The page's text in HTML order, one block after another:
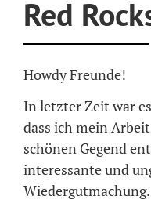
Red
Howdy Freunde!
In letzter Zeit war
dass ich mein
schönen Gegend
interessante und